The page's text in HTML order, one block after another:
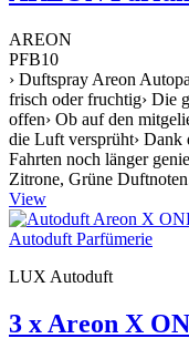
AREON
PFB10
› Duftspray Areon
frisch oder fruchtig› Die
offen› Ob auf den
die Luft versprüht› Dank
Fahrten noch länger
Zitrone, Grüne
View
LUX Autoduft
3 x Areon X